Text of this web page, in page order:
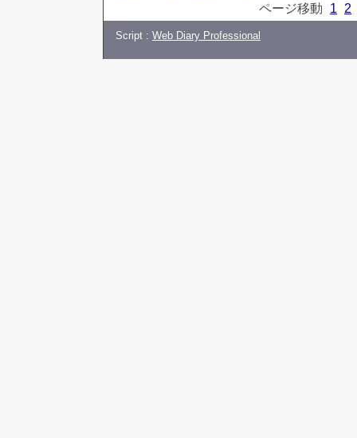
ページ移動
1 2
Script : Web Diary Professional